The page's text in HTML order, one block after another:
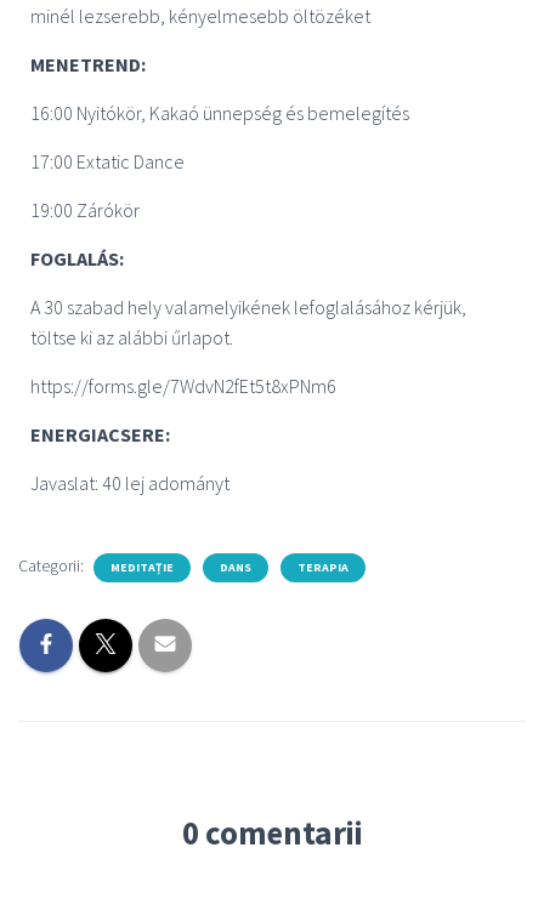
minél lezserebb, kényelmesebb öltözéket
MENETREND:
16:00 Nyitókör, Kakaó ünnepség és bemelegítés
17:00 Extatic Dance
19:00 Zárókör
FOGLALÁS:
A 30 szabad hely valamelyikének lefoglalásához kérjük,
töltse ki az alábbi űrlapot.
https://forms.gle/7WdvN2fEt5t8xPNm6
ENERGIACSERE:
Javaslat: 40 lej adományt
Categorii: MEDITAȚIE DANS TERAPIA
0 comentarii